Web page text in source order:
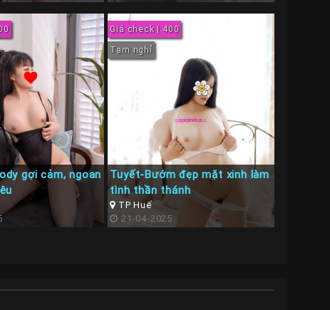
gợi cảm, ngoan
Giá check | 400
Tạm nghỉ
Tuyết-Bướm đẹp mặt xinh làm
tình thần thánh
TP Huế
21-04-2025